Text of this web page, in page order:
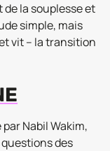
la souplesse et
simple, mais
vit – la transition
Nabil Wakim,
des